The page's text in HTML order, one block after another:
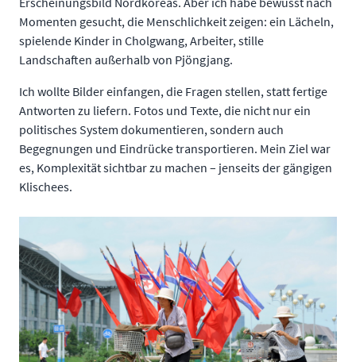
Momenten gesucht, die Menschlichkeit zeigen: ein Lächeln,
spielende Kinder in Cholgwang, Arbeiter, stille
Landschaften außerhalb von Pjöngjang.
Ich wollte Bilder einfangen, die Fragen stellen, statt fertige
Antworten zu liefern. Fotos und Texte, die nicht nur ein
politisches System dokumentieren, sondern auch
Begegnungen und Eindrücke transportieren. Mein Ziel war
es, Komplexität sichtbar zu machen – jenseits der gängigen
Klischees.